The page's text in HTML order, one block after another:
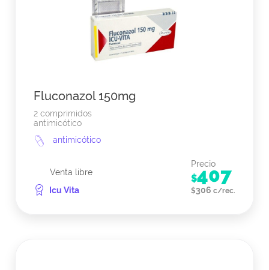
Fluconazol 150mg
2 comprimidos
antimicótico
antimicótico
Venta libre
Icu Vita
Precio
$407
$306 c/rec.